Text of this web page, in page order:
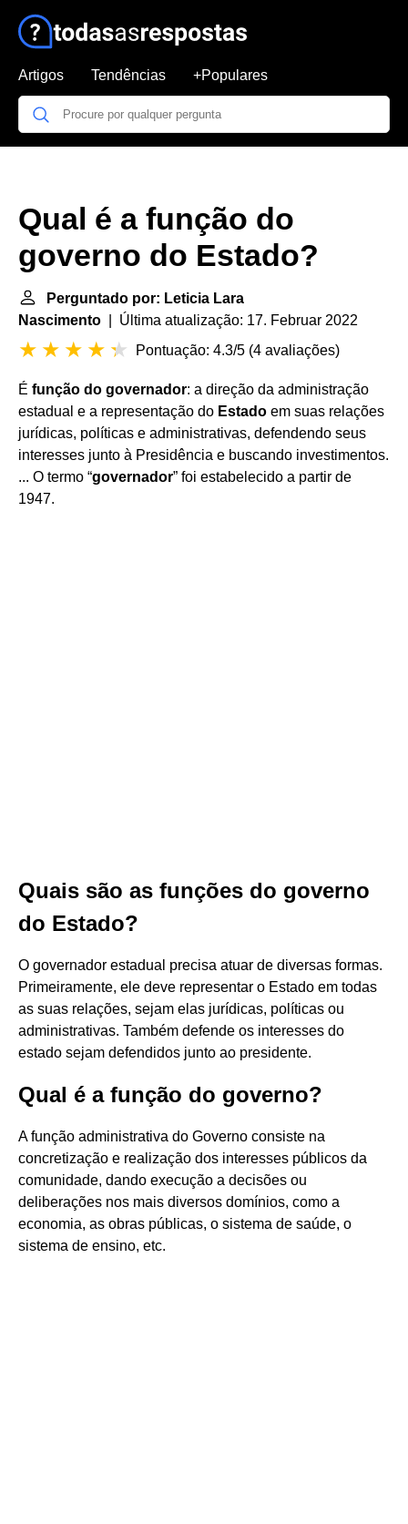
Artigos Tendências +Populares
Qual é a função do
governo do Estado?
Perguntado por: Leticia Lara
Nascimento | Última atualização: 17. Februar 2022
Pontuação: 4.3/5 (4 avaliações)
É função do governador: a direção da administração
estadual e a representação do Estado em suas relações
jurídicas, políticas e administrativas, defendendo seus
interesses junto à Presidência e buscando investimentos.
... O termo “governador” foi estabelecido a partir de
1947.
Quais são as funções do governo
do Estado?
O governador estadual precisa atuar de diversas formas.
Primeiramente, ele deve representar o Estado em todas
as suas relações, sejam elas jurídicas, políticas ou
administrativas. Também defende os interesses do
estado sejam defendidos junto ao presidente.
Qual é a função do governo?
A função administrativa do Governo consiste na
concretização e realização dos interesses públicos da
comunidade, dando execução a decisões ou
deliberações nos mais diversos domínios, como a
economia, as obras públicas, o sistema de saúde, o
sistema de ensino, etc.